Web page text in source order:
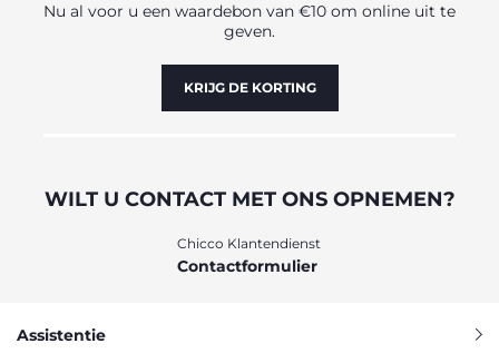
Nu al voor u een waardebon van €10 om online uit te
geven.
KRIJG DE KORTING
WILT U CONTACT MET ONS OPNEMEN?
Chicco Klantendienst
Contactformulier
Assistentie